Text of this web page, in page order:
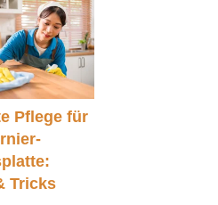
Pflege für
Tricks